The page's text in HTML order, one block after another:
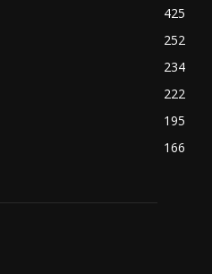
425
252
234
222
195
166